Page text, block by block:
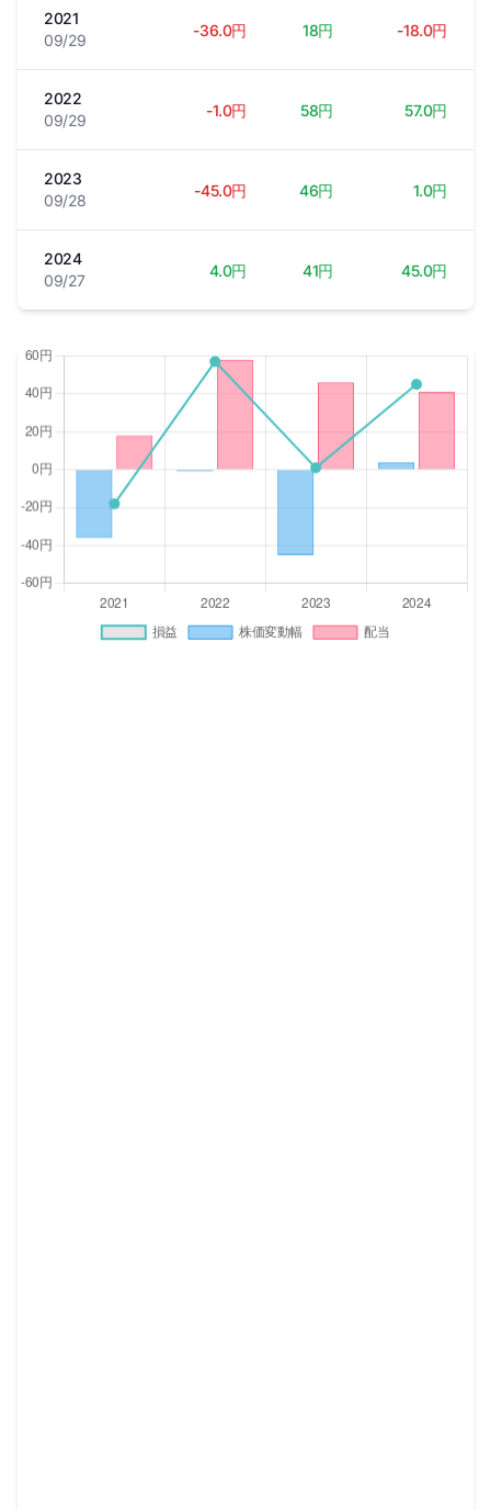
2021
09/29
-36.0円 18円 -18.0円
2022
09/29
-1.0円 58円 57.0円
2023
09/28
-45.0円 46円 1.0円
2024
09/27
4.0円 41円 45.0円